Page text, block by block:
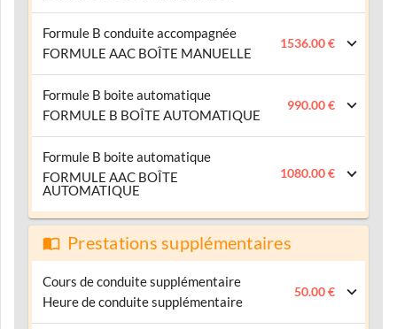
Formule B conduite accompagnée
FORMULE AAC BOÎTE MANUELLE
1536.00 €
Formule B boite automatique
FORMULE B BOÎTE AUTOMATIQUE
990.00 €
Formule B boite automatique
FORMULE AAC BOÎTE
AUTOMATIQUE
1080.00 €
Prestations supplémentaires
Cours de conduite supplémentaire
Heure de conduite supplémentaire
50.00 €